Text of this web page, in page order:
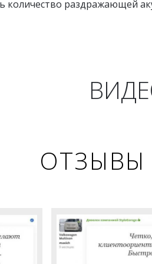
количество раздражающей